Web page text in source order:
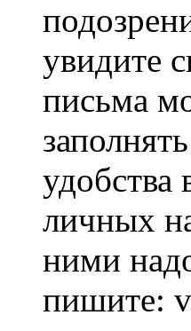
увидите
письма
удобства
личных
ними
пишите: